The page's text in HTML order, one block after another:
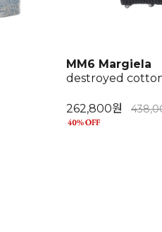
MM6 Margiela
destroyed
262,800원